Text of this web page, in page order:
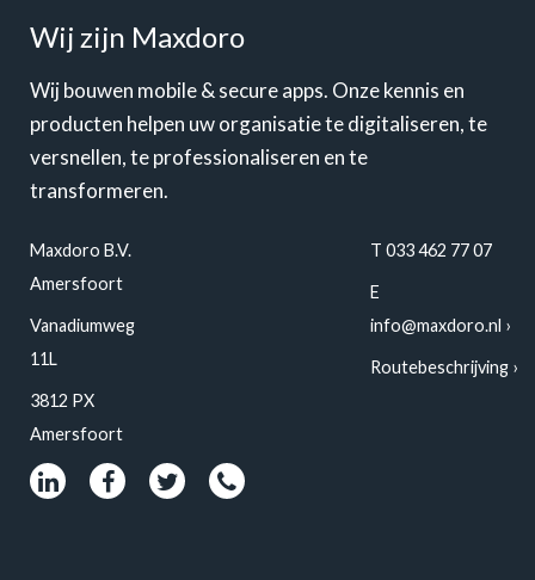
Wij zijn Maxdoro
Wij bouwen mobile & secure apps. Onze kennis en
producten helpen uw organisatie te digitaliseren, te
versnellen, te professionaliseren en te
transformeren.
Maxdoro B.V.
Amersfoort
Vanadiumweg
11L
3812 PX
Amersfoort
T 033 462 77 07
E
info@maxdoro.nl
Routebeschrijving